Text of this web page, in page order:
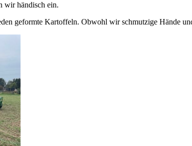
wir händisch ein.
geformte Kartoffeln. Obwohl wir schmutzige Hände